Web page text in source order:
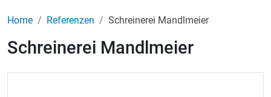
Home Referenzen Schreinerei Mandlmeier
Schreinerei Mandlmeier